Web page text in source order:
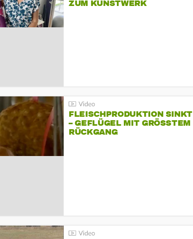
ZUM KUNSTWERK
FLEISCHPRODUKTION SINKT
– GEFLÜGEL MIT GRÖSSTEM R
ÜCKGANG